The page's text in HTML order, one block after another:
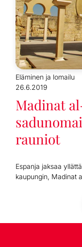
Eläminen ja lomailu
26.6.2019
Madinat
rauniot
Espanja jaksaa
kaupungin, Madinat